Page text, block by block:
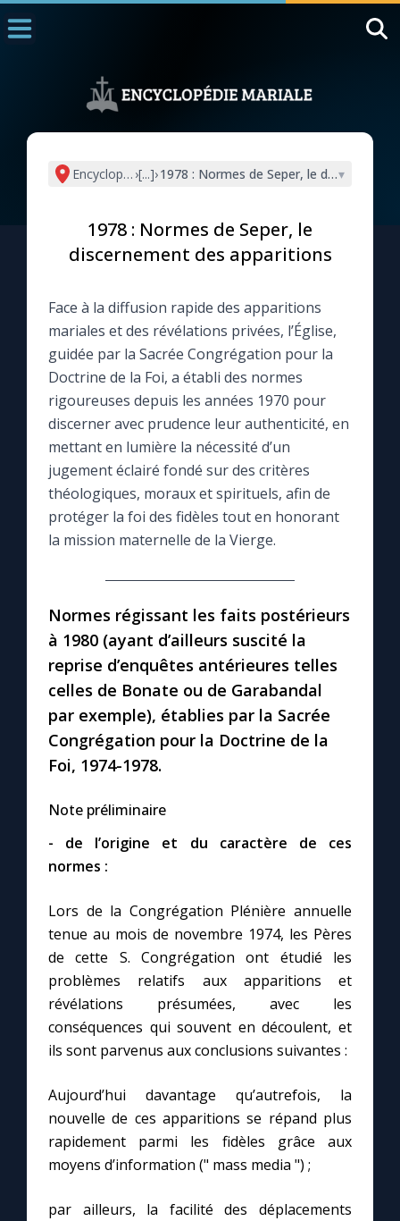
L'actualité de la semaine
La newsletter
La vidéo de la semaine
Le compte Tiktok
Le magazine
Le site internet
Prier au quotidien
Avec Thérèse de Lisieux
L'Évangile chaque jour
Les premiers samedis du mois
Marie qui défait les nœuds
Me consacrer à Jésus par Marie
Mes intentions de prière
Une Minute avec Marie
Une neuvaine
À la une
1000 Raisons de Croire
Chapelet pour le monde
Encyclopédie mariale
›[...]›1978 : Normes de Seper, le ▾
1978 : Normes de Seper, le
discernement des apparitions
Face à la diffusion rapide des apparitions
mariales et des révélations privées, l’Église,
guidée par la Sacrée Congrégation pour la
Doctrine de la Foi, a établi des normes
rigoureuses depuis les années 1970 pour
discerner avec prudence leur authenticité, en
mettant en lumière la nécessité d’un
jugement éclairé fondé sur des critères
théologiques, moraux et spirituels, afin de
protéger la foi des fidèles tout en honorant
la mission maternelle de la Vierge.
Normes régissant les faits postérieurs
à 1980 (ayant d’ailleurs suscité la
reprise d’enquêtes antérieures telles
celles de Bonate ou de Garabandal
par exemple), établies par la Sacrée
Congrégation pour la Doctrine de la
Foi, 1974-1978.
Note préliminaire
- de l’origine et du caractère de ces
normes :
Lors de la Congrégation Plénière annuelle
tenue au mois de novembre 1974, les Pères
de cette S. Congrégation ont étudié les
problèmes relatifs aux apparitions et
révélations présumées, avec les
conséquences qui souvent en découlent, et
ils sont parvenus aux conclusions suivantes :
Aujourd’hui davantage qu’autrefois, la
nouvelle de ces apparitions se répand plus
rapidement parmi les fidèles grâce aux
moyens d’information (" mass media ") ;
par ailleurs, la facilité des déplacements